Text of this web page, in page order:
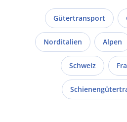
Gütertransport
Norditalien Alpen
Schweiz